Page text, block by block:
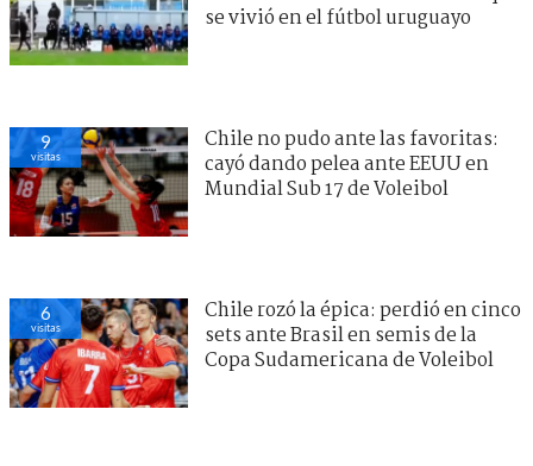
se vivió en el fútbol uruguayo
9
visitas
Chile no pudo ante las favoritas:
cayó dando pelea ante EEUU en
Mundial Sub 17 de Voleibol
6
visitas
Chile rozó la épica: perdió en cinco
sets ante Brasil en semis de la
Copa Sudamericana de Voleibol